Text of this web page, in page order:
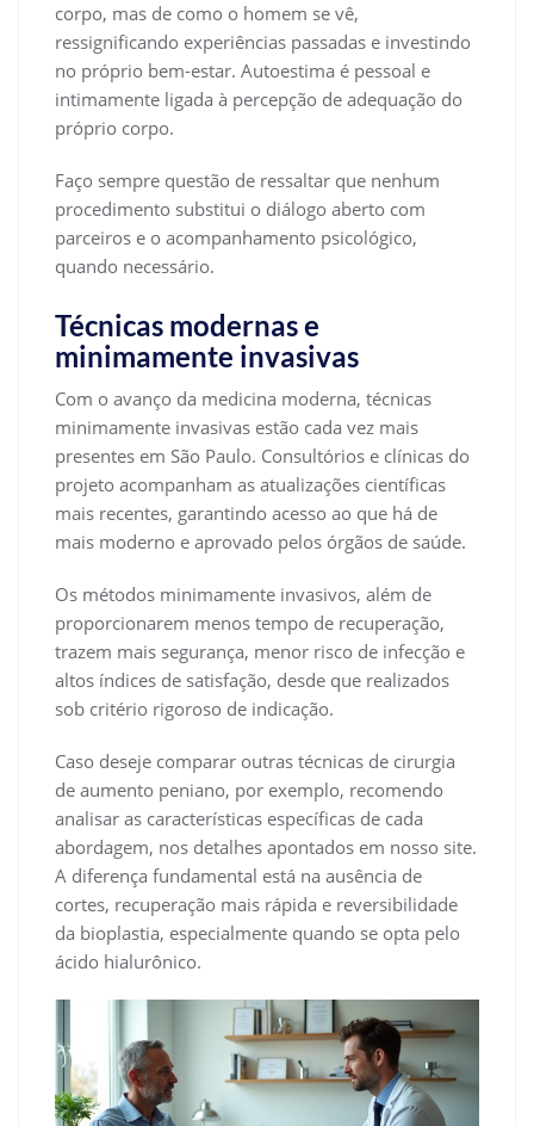
corpo, mas de como o homem se vê,
ressignificando experiências passadas e investindo
no próprio bem-estar. Autoestima é pessoal e
intimamente ligada à percepção de adequação do
próprio corpo.
Faço sempre questão de ressaltar que nenhum
procedimento substitui o diálogo aberto com
parceiros e o acompanhamento psicológico,
quando necessário.
Técnicas modernas e
minimamente invasivas
Com o avanço da medicina moderna, técnicas
minimamente invasivas estão cada vez mais
presentes em São Paulo. Consultórios e clínicas do
projeto acompanham as atualizações científicas
mais recentes, garantindo acesso ao que há de
mais moderno e aprovado pelos órgãos de saúde.
Os métodos minimamente invasivos, além de
proporcionarem menos tempo de recuperação,
trazem mais segurança, menor risco de infecção e
altos índices de satisfação, desde que realizados
sob critério rigoroso de indicação.
Caso deseje comparar outras técnicas de cirurgia
de aumento peniano, por exemplo, recomendo
analisar as características específicas de cada
abordagem, nos detalhes apontados em nosso site.
A diferença fundamental está na ausência de
cortes, recuperação mais rápida e reversibilidade
da bioplastia, especialmente quando se opta pelo
ácido hialurônico.